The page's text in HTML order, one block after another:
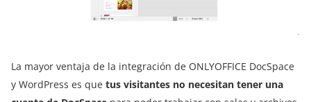
La mayor ventaja de la integración de ONLYOFFICE DocSpace
y WordPress es que tus visitantes no necesitan tener una